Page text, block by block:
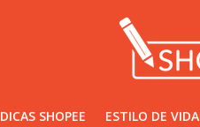
DICAS SHOPEE ESTILO DE VIDA